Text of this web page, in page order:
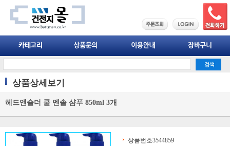
상품상세보기
헤드앤숄더 쿨 멘솔 샴푸 850ml 3개
상품번호3544859